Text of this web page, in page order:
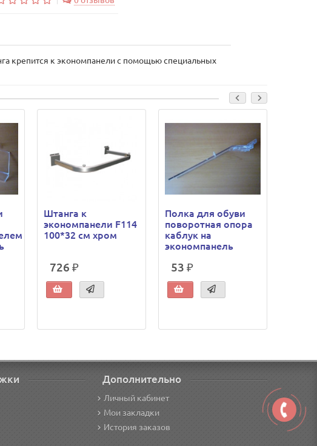
крепится к экономпанели с помощью специальных
Штанга к
экономпанели F114
100*32 см хром
726 ₽
Полка для обуви
поворотная опора
каблук на
экономпанель
53 ₽
Дополнительно
Личный кабинет
Мои закладки
История заказов